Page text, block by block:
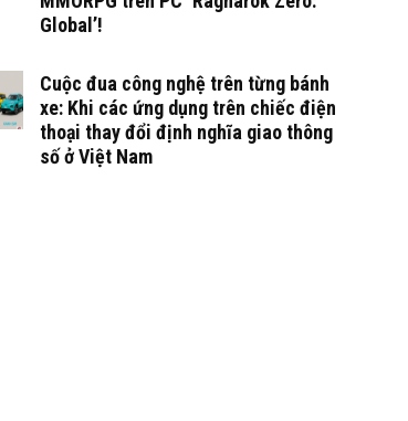
Global’!
Cuộc đua công nghệ trên từng bánh
xe: Khi các ứng dụng trên chiếc điện
thoại thay đổi định nghĩa giao thông
số ở Việt Nam